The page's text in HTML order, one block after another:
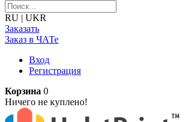
RU | UKR
Заказать
Заказ в ЧАТе
Вход
Регистрация
Корзина 0
Ничего не куплено!